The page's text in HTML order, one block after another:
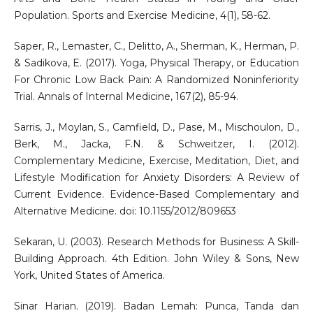
Population. Sports and Exercise Medicine, 4(1), 58-62.
Saper, R., Lemaster, C., Delitto, A., Sherman, K., Herman, P.
& Sadikova, E. (2017). Yoga, Physical Therapy, or Education
For Chronic Low Back Pain: A Randomized Noninferiority
Trial. Annals of Internal Medicine, 167(2), 85-94.
Sarris, J., Moylan, S., Camfield, D., Pase, M., Mischoulon, D.,
Berk, M., Jacka, F.N. & Schweitzer, I. (2012).
Complementary Medicine, Exercise, Meditation, Diet, and
Lifestyle Modification for Anxiety Disorders: A Review of
Current Evidence. Evidence-Based Complementary and
Alternative Medicine. doi: 10.1155/2012/809653
Sekaran, U. (2003). Research Methods for Business: A Skill-
Building Approach. 4th Edition. John Wiley & Sons, New
York, United States of America.
Sinar Harian. (2019). Badan Lemah: Punca, Tanda dan